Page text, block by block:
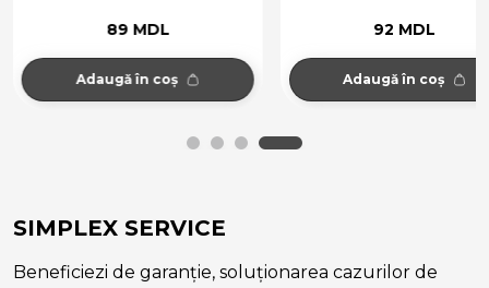
89 MDL
Adaugă în coș
92 MDL
Adaugă în coș
SIMPLEX SERVICE
Beneficiezi de garanție, soluționarea cazurilor de